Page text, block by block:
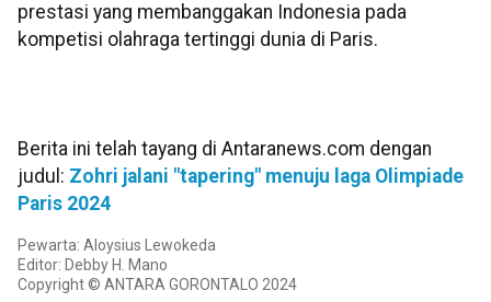
prestasi yang membanggakan Indonesia pada
kompetisi olahraga tertinggi dunia di Paris.
Berita ini telah tayang di Antaranews.com dengan
judul: Zohri jalani "tapering" menuju laga Olimpiade
Paris 2024
Pewarta: Aloysius Lewokeda
Editor: Debby H. Mano
Copyright © ANTARA GORONTALO 2024